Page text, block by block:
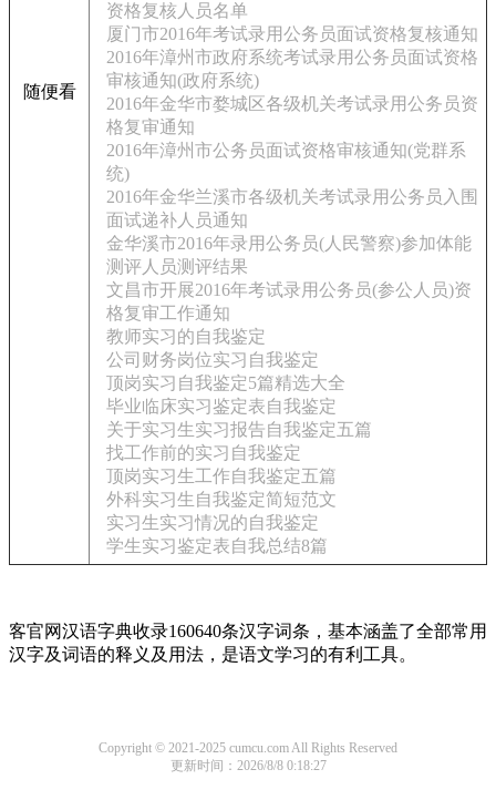
随便看
资格复核人员名单
厦门市2016年考试录用公务员面试资格复核通知
2016年漳州市政府系统考试录用公务员面试资格
审核通知(政府系统)
2016年金华市婺城区各级机关考试录用公务员资
格复审通知
2016年漳州市公务员面试资格审核通知(党群系
统)
2016年金华兰溪市各级机关考试录用公务员入围
面试递补人员通知
金华溪市2016年录用公务员(人民警察)参加体能
测评人员测评结果
文昌市开展2016年考试录用公务员(参公人员)资
格复审工作通知
教师实习的自我鉴定
公司财务岗位实习自我鉴定
顶岗实习自我鉴定5篇精选大全
毕业临床实习鉴定表自我鉴定
关于实习生实习报告自我鉴定五篇
找工作前的实习自我鉴定
顶岗实习生工作自我鉴定五篇
外科实习生自我鉴定简短范文
实习生实习情况的自我鉴定
学生实习鉴定表自我总结8篇
客官网汉语字典收录160640条汉字词条，基本涵盖了全部常用
汉字及词语的释义及用法，是语文学习的有利工具。
Copyright © 2021-2025 cumcu.com All Rights Reserved
更新时间：2026/8/8 0:18:27